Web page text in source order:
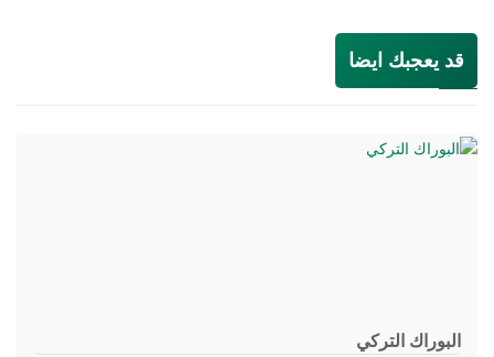
قد يعجبك ايضا
البوراك التركي